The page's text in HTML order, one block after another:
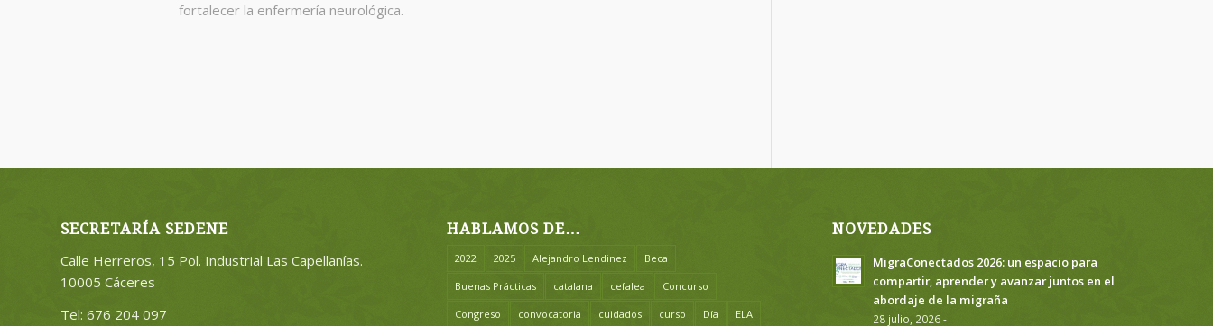
fortalecer la enfermería neurológica.
SECRETARÍA SEDENE
Calle Herreros, 15 Pol. Industrial Las Capellanías.
10005 Cáceres
Tel: 676 204 097
HABLAMOS DE…
2022 2025 Alejandro Lendinez Beca
Buenas Prácticas catalana cefalea Concurso
Congreso convocatoria cuidados curso Día ELA
NOVEDADES
MigraConectados 2026: un espacio para
compartir, aprender y avanzar juntos en el
abordaje de la migraña
28 julio, 2026 -